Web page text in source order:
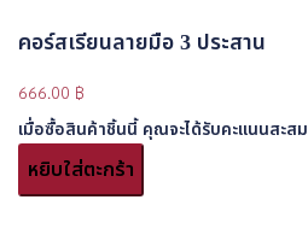
คอร์สเรียนลายมือ 3 ประสาน
666.00 ฿
เมื่อซื้อสินค้าชิ้นนี้ คุณจะได้รับคะแนนสะสม
หยิบใส่ตะกร้า